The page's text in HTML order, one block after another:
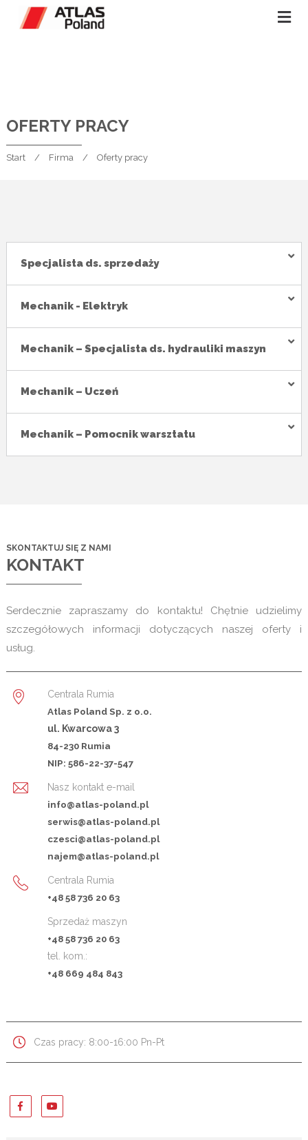
OFERTY PRACY
Start Firma Oferty pracy
Specjalista ds. sprzedaży
Mechanik - Elektryk
Mechanik – Specjalista ds. hydrauliki maszyn
Mechanik – Uczeń
Mechanik – Pomocnik warsztatu
KONTAKT
SKONTAKTUJ SIĘ Z NAMI
Serdecznie zapraszamy do kontaktu! Chętnie udzielimy
szczegółowych informacji dotyczących naszej oferty i
usług.
Centrala Rumia
Atlas Poland Sp. z o.o.
ul. Kwarcowa 3
84-230 Rumia
NIP: 586-22-37-547
Nasz kontakt e-mail
info@atlas-poland.pl
serwis@atlas-poland.pl
czesci@atlas-poland.pl
najem@atlas-poland.pl
Centrala Rumia
+48 58 736 20 63
Sprzedaż maszyn
+48 58 736 20 63
tel. kom.:
+48 669 484 843
Czas pracy: 8:00-16:00 Pn-Pt